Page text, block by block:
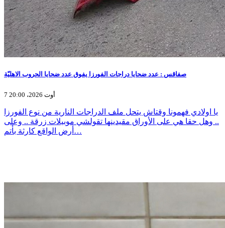
صفاقس : عدد ضحايا دراجات الفورزا يفوق عدد ضحايا الحروب الاهليّة
7 أوت 2026، 20:00
يا اولادي فهمونا وقتاش يتحل ملف الدراجات النارية من نوع الفورزا
.. وهل حقا هي على الأوراق مقيدينها تقولشي موبيلات زرقة .. وعلى
أرض الواقع كارثة بأتم…